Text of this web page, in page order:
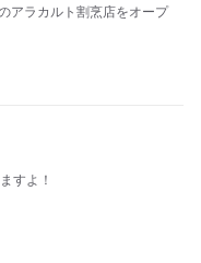
アラカルト割烹店をオープ
すよ！